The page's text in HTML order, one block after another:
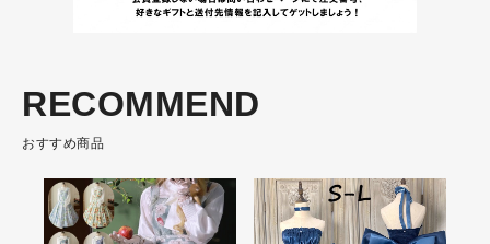
RECOMMEND
おすすめ商品